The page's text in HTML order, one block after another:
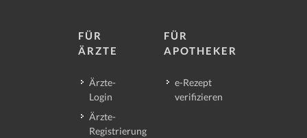
FÜR
ÄRZTE
Ärzte-
Login
Ärzte-
Registrierung
FÜR
APOTHEKER
e-Rezept
verifizieren